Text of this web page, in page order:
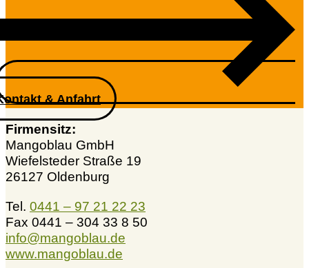
& Anfahrt
Firmensitz:
Mangoblau GmbH
Wiefelsteder Straße 19
26127 Oldenburg
Tel. 0441 – 97 21 22 23
Fax 0441 – 304 33 8 50
info@mangoblau.de
www.mangoblau.de